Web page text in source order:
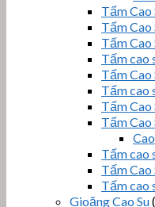
Tấm Cao
Tấm Cao
Tấm Cao
Tấm cao
Tấm Cao
Tấm cao
Tấm Cao
Tấm Cao
Tấm cao
Tấm
Tấm cao
Gioăng Cao Su